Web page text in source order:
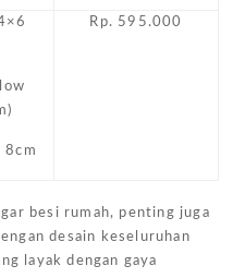
8cm
Rp. 595.000
besi rumah, penting juga
desain keseluruhan
layak dengan gaya